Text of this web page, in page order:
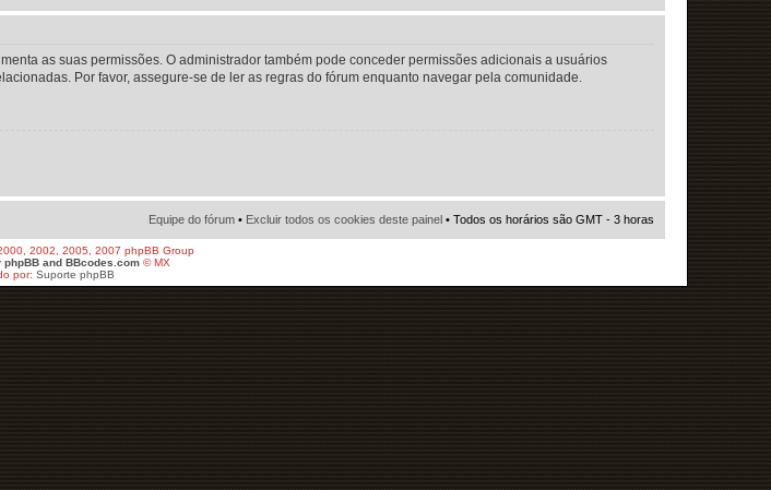
as suas permissões. O administrador também pode conceder permissões adicionais a usuários
Por favor, assegure-se de ler as regras do fórum enquanto navegar pela comunidade.
Equipe do fórum • Excluir todos os cookies deste painel • Todos os horários são GMT - 3 horas
2002, 2005, 2007 phpBB Group
phpBB and BBcodes.com © MX
por: Suporte phpBB